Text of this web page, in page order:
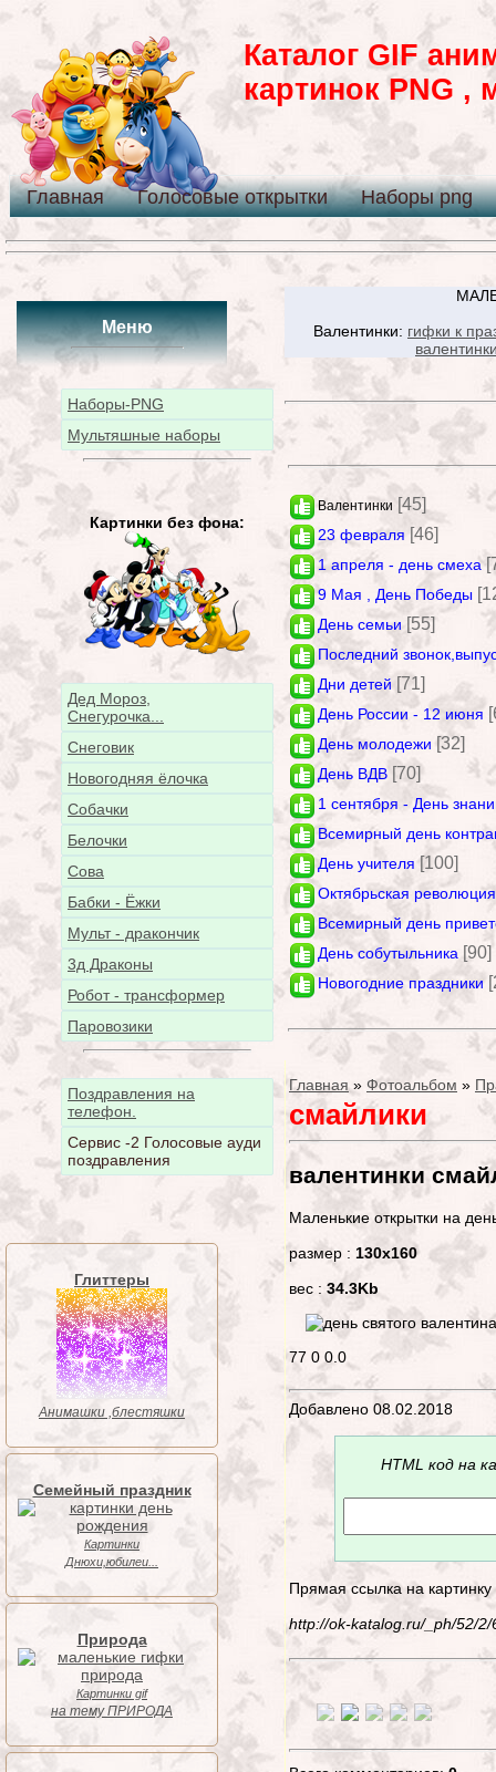
Каталог GIF
картинок PNG ,
Главная Голосовые открытки Наборы png
Меню
Наборы-PNG
Мультяшные наборы
Картинки без фона:
Дед Мороз,
Снегурочка...
Снеговик
Новогодняя ёлочка
Собачки
Белочки
Сова
Бабки - Ёжки
Мульт - дракончик
3д Драконы
Робот - трансформер
Паровозики
Поздравления на
телефон.
Сервис -2 Голосовые ауди
поздравления
Глиттеры
Анимашки ,блестяшки
Семейный праздник
Картинки
Днюхи,юбилеи...
Природа
Картинки gif
на тему ПРИРОДА
Валентинки: гифки к
Валентинки [45]
23 февраля [46]
1 апреля - день смеха
9 Мая , День Победы
День семьи [55]
Последний
Дни детей [71]
День России - 12 июня
День молодежи [32]
День ВДВ [70]
1 сентября - День
Всемирный день
День учителя [100]
Октябрьская
Всемирный день
День собутыльника [90]
Новогодние праздники
Главная » Фотоальбом »
смайлики
валентинки
Маленькие открытки на
размер : 130x160
вес : 34.3Kb
77 0 0.0
Добавлено 08.02.2018
HTML код на
Прямая ссылка на картинку
http://ok-katalog.ru/_ph/52/